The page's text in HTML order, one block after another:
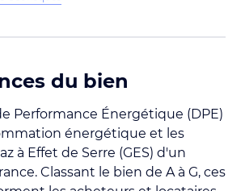
du bien
Performance Énergétique (DPE)
énergétique et les
à Effet de Serre (GES) d'un
Classant le bien de A à G, ces